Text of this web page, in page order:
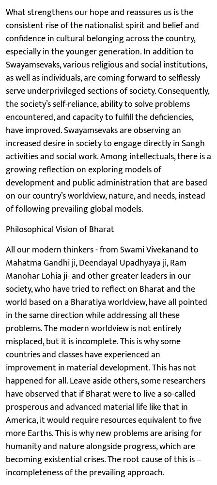
What strengthens our hope and reassures us is the
consistent rise of the nationalist spirit and belief and
confidence in cultural belonging across the country,
especially in the younger generation. In addition to
Swayamsevaks, various religious and social institutions,
as well as individuals, are coming forward to selflessly
serve underprivileged sections of society. Consequently,
the society’s self-reliance, ability to solve problems
encountered, and capacity to fulfill the deficiencies,
have improved. Swayamsevaks are observing an
increased desire in society to engage directly in Sangh
activities and social work. Among intellectuals, there is a
growing reflection on exploring models of
development and public administration that are based
on our country’s worldview, nature, and needs, instead
of following prevailing global models.
Philosophical Vision of Bharat
All our modern thinkers - from Swami Vivekanand to
Mahatma Gandhi ji, Deendayal Upadhyaya ji, Ram
Manohar Lohia ji- and other greater leaders in our
society, who have tried to reflect on Bharat and the
world based on a Bharatiya worldview, have all pointed
in the same direction while addressing all these
problems. The modern worldview is not entirely
misplaced, but it is incomplete. This is why some
countries and classes have experienced an
improvement in material development. This has not
happened for all. Leave aside others, some researchers
have observed that if Bharat were to live a so-called
prosperous and advanced material life like that in
America, it would require resources equivalent to five
more Earths. This is why new problems are arising for
humanity and nature alongside progress, which are
becoming existential crises. The root cause of this is –
incompleteness of the prevailing approach.